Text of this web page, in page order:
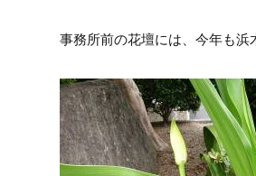
事務所前の花壇には、今年も浜